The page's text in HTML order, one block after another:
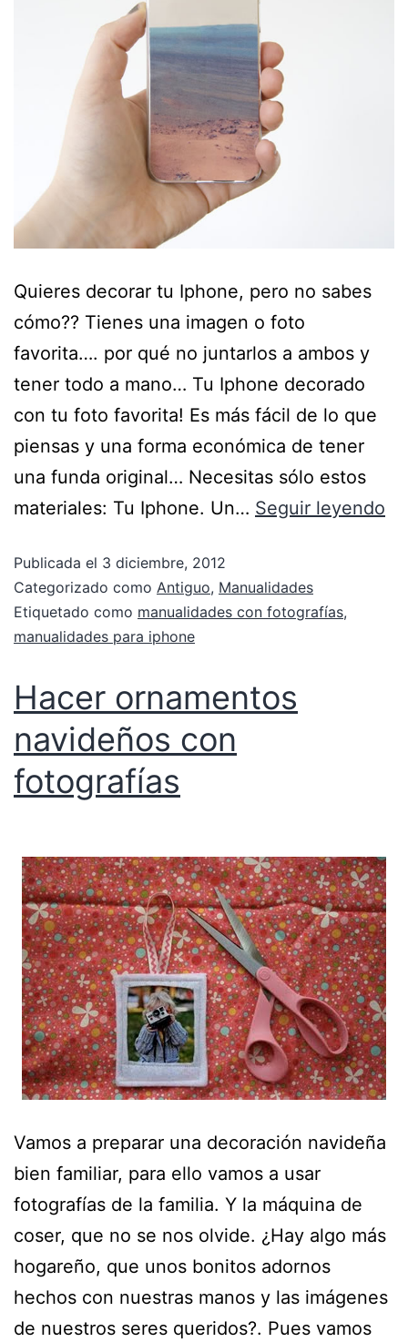
Quieres decorar tu Iphone, pero no sabes
cómo?? Tienes una imagen o foto
favorita…. por qué no juntarlos a ambos y
tener todo a mano… Tu Iphone decorado
con tu foto favorita! Es más fácil de lo que
piensas y una forma económica de tener
una funda original… Necesitas sólo estos
materiales: Tu Iphone. Un… Seguir leyendo
Publicada el 3 diciembre, 2012
Categorizado como Antiguo, Manualidades
Etiquetado como manualidades con fotografías,
manualidades para iphone
Hacer ornamentos
navideños con
fotografías
Vamos a preparar una decoración navideña
bien familiar, para ello vamos a usar
fotografías de la familia. Y la máquina de
coser, que no se nos olvide. ¿Hay algo más
hogareño, que unos bonitos adornos
hechos con nuestras manos y las imágenes
de nuestros seres queridos?. Pues vamos